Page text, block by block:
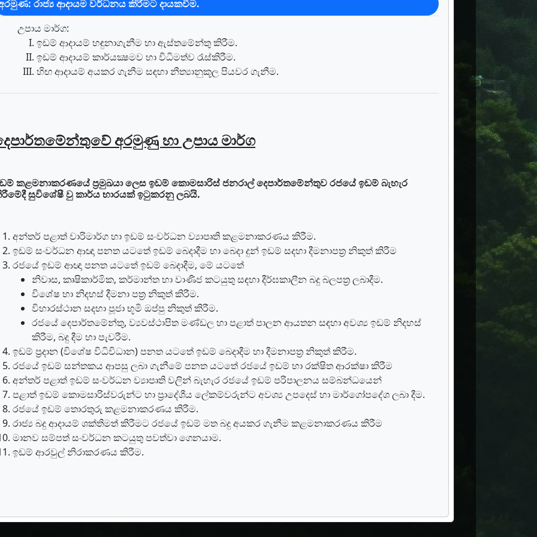
රාජ්‍ය ආදායම වර්ධනය කිරීමට දායකවීම.
උපාය මාර්ග:
ඉඩම් ආදායම් හඳුනාගැනීම හා ඇස්තමේන්තු කිරීම.
ඉඩම් ආදායම් කාර්යක්‍ෂමව හා විධිමත්ව රැස්කිරීම.
හිඟ ආදායම් අයකර ගැනීම සඳහා නීත්‍යානුකූල පියවර ගැනීම.
අරමුණු හා උපාය මාර්ග
කළමනාකරණයේ ප්‍රමුඛයා ලෙස ඉඩම් කොමසාරිස් ජනරාල් දෙපාර්තමේන්තුව රජයේ ඉඩම් බැහැර
සුවිශේෂී වු කාර්ය භාරයක් ඉටුකරනු ලබයි.
අන්තර් පළාත් වාරිමාර්ග හා ඉඩම් සංවර්ධන ව්‍යාපෘති කළමනාකරණය කිරීම.
ඉඩම් සංවර්ධන ආඥා පනත යටතේ ඉඩම් බෙදාදීම හා බෙදා දුන් ඉඩම් සදහා දීමනාපත්‍ර නිකුත් කිරීම
රජයේ ඉඩම් ආඥා පනත යටතේ ඉඩම් බෙදාදීම, මේ යටතේ
නිවාස, කෘෂිකාර්මික, කර්මාන්ත හා වාණිජ කටයුතු සඳහා දීර්ඝකාලීන බදු බලපත්‍ර ලබාදීම.
විශේෂ හා නිදහස් දීමනා පත්‍ර නිකුත් කිරීම.
විහාරස්ථාන සදහා පූජා භූමි ඔප්පු නිකුත් කිරීම.
රජයේ දෙපාර්තමේන්තු, ව්‍යවස්ථාපිත මණ්ඩල හා පළාත් පාලන ආයතන සඳහා අවශ්‍ය ඉඩම් නිදහස්
කිරීම, බදු දීම හා පැවරීම.
ඉඩම් ප්‍රදාන (විශේෂ විධිවිධාන) පනත යටතේ ඉඩම් බෙදාදීම හා දීමනාපත්‍ර නිකුත් කිරීම.
රජයේ ඉඩම් සන්තකය ආපසු ලබා ගැනීමේ පනත යටතේ රජයේ ඉඩම් හා රක්ෂිත ආරක්ෂා කිරීම
අන්තර් පළාත් ඉඩම් සංවර්ධන ව්‍යාපෘති වලින් බැහැර රජයේ ඉඩම් පරිපාලනය සම්බන්ධයෙන්
පළාත් ඉඩම් කොමසාරිස්වරුන්ට හා ප්‍රාදේශීය ලේකම්වරුන්ට අවශ්‍ය උපදෙස් හා මාර්ගෝපදේශ ලබා දීම.
රජයේ ඉඩම් තොරතුරු කළමනාකරණය කිරීම.
රාජ්‍ය බදු ආදායම් ශක්තිමත් කිරීමට රජයේ ඉඩම් මත බදු අයකර ගැනීම කළමනාකරණය කිරීම
මානව සම්පත් සංවර්ධන කටයුතු පවත්වා ගෙනයාම.
ඉඩම් ආරවුල් නිරාකරණය කිරීම.